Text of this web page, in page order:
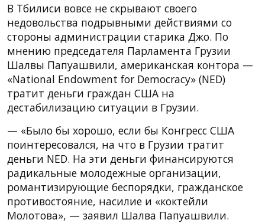
В Тбилиси вовсе не скрывают своего
недовольства подрывными действиями со
стороны администрации старика Джо. По
мнению председателя Парламента Грузии
Шалвы Папуашвили, американская контора —
«National Endowment for Democracy» (NED)
тратит деньги граждан США на
дестабилизацию ситуации в Грузии.
— «Было бы хорошо, если бы Конгресс США
поинтересовался, на что в Грузии тратит
деньги NED. На эти деньги финансируются
радикальные молодежные организации,
романтизирующие беспорядки, гражданское
противостояние, насилие и «коктейли
Молотова», — заявил Шалва Папуашвили.